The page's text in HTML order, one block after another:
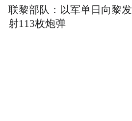
联黎部队：以军单日向黎发
射113枚炮弹